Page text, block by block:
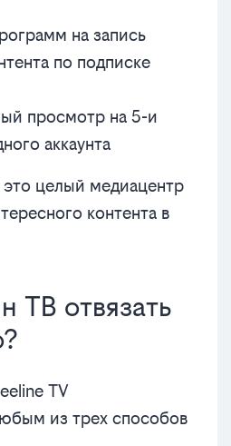
на запись
по подписке
просмотр на 5-и
аккаунта
целый медиацентр
контента в
ТВ отвязать
TV
из трех способов